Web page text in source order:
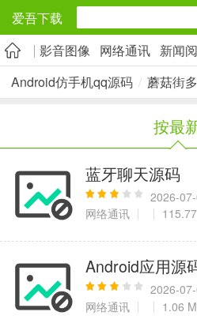
爱吾下载
安卓应用
旅游出行
社交
2千+款
实用工具
2万+款应用
金融理财
2百+款
资讯阅读
1万+款应用
学习
3万+款
影音图像 网络通讯 新闻
Android仿手机qq源码 / 蘑菇街
按最
蓝牙聊天源码
2026-
网络通讯
Android应用源
2026-
网络通讯
1.06